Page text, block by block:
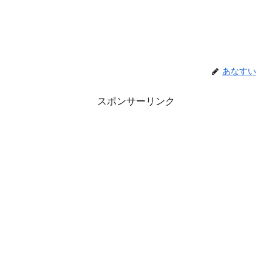
あなすい
スポンサーリンク